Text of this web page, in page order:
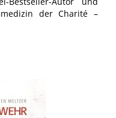
der Charité –